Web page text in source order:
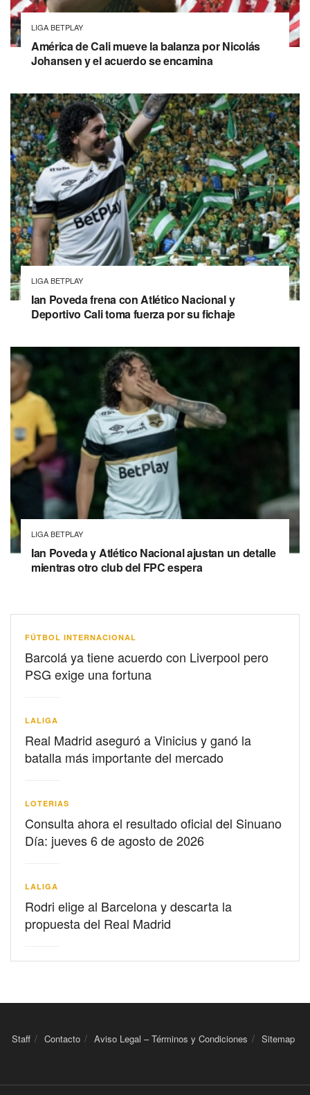
LIGA BETPLAY
América de Cali mueve la balanza por Nicolás
Johansen y el acuerdo se encamina
LIGA BETPLAY
Ian Poveda frena con Atlético Nacional y
Deportivo Cali toma fuerza por su fichaje
LIGA BETPLAY
Ian Poveda y Atlético Nacional ajustan un detalle
mientras otro club del FPC espera
FÚTBOL INTERNACIONAL
Barcolá ya tiene acuerdo con Liverpool pero
PSG exige una fortuna
LALIGA
Real Madrid aseguró a Vinicius y ganó la
batalla más importante del mercado
LOTERIAS
Consulta ahora el resultado oficial del Sinuano
Día: jueves 6 de agosto de 2026
LALIGA
Rodri elige al Barcelona y descarta la
propuesta del Real Madrid
Staff Contacto Aviso Legal – Términos y Condiciones Sitemap